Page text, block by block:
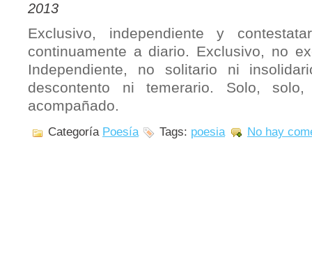
2013
Exclusivo, independiente y
continuamente a diario. Exclusivo, no
Independiente, no solitario ni
descontento ni temerario. Solo,
acompañado.
Categoría Poesía Tags: poesia No hay